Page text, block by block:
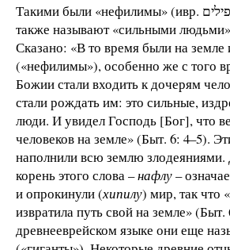
также называют «сильными
Сказано: «В то время были на
(«нефилимы»), особенно же с того
Божии стали входить к дочерям
стали рождать им: это сильные,
люди. И увидел Господь [Бог], что
человеков на земле» (Быт. 6: 4–5).
наполнили всю землю злодеяниями.
корень этого слова –нафлу–
и опрокинули (хипилу) мир, так что
извратила путь свой на земле»
древнееврейском языке они еще